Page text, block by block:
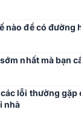
nào để có đường
nhất mà bạn
lỗi thường gặp
nhà